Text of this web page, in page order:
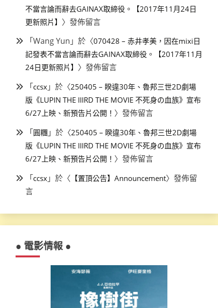
不當言論而辭去GAINAX取締役。【2017年11月24日
更新照片】 〉發佈留言
「Wang Yun 」於〈070428 – 赤井孝美，因在mixi日
記發表不當言論而辭去GAINAX取締役。【2017年11月
24日更新照片】 〉發佈留言
「ccsx 」於〈250405 – 睽違30年、魯邦三世2D劇場
版《LUPIN THE IIIRD THE MOVIE 不死身の血族》宣布
6/27上映、新預告片公開！ 〉發佈留言
「圓糰 」於〈250405 – 睽違30年、魯邦三世2D劇場
版《LUPIN THE IIIRD THE MOVIE 不死身の血族》宣布
6/27上映、新預告片公開！ 〉發佈留言
「ccsx 」於〈 【置頂公告】Announcement〉發佈留
言
● 電影情報 ●